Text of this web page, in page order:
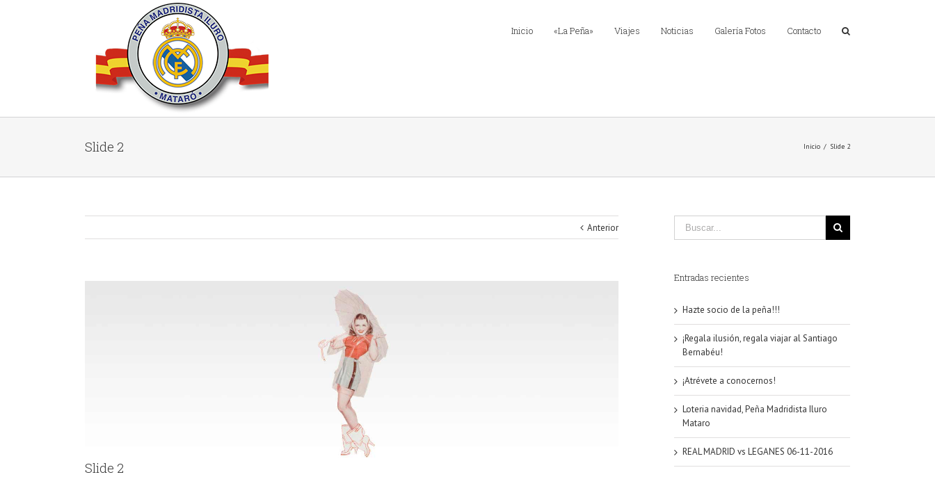
Inicio «La Peña» Viajes Noticias Galería Fotos Contacto
Slide 2 Inicio / Slide 2
Anterior
Slide 2
Entradas recientes
Hazte socio de la peña!!!
¡Regala ilusión, regala viajar al Santiago
Bernabéu!
¡Atrévete a conocernos!
Loteria navidad, Peña Madridista Iluro
Mataro
REAL MADRID vs LEGANES 06-11-2016